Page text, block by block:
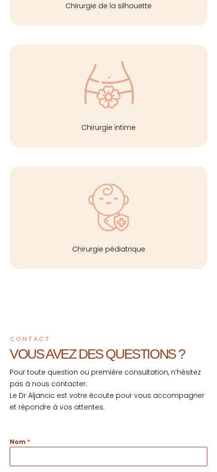
Chirurgie de la silhouette
Chirurgie intime
Chirurgie pédiatrique
CONTACT
VOUS AVEZDES QUESTIONS ?
Pour toute question ou première consultation, n’hésitez
pas à nous contacter.
Le Dr Aljancic est votre écoute pour vous accompagner
et répondre à vos attentes.
Nom *